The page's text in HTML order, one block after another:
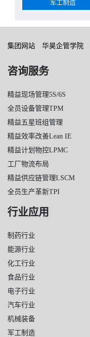
军工制造
集团网站 华昊企管学院
咨询服务
精益现场管理5S/6S
全员设备管理TPM
精益五星班组管理
精益效率改善Lean IE
精益计划物控LPMC
工厂物流布局
精益供应链管理LSCM
全员生产革新TPI
行业应用
制药行业
能源行业
化工行业
食品行业
电子行业
汽车行业
机械装备
军工制造